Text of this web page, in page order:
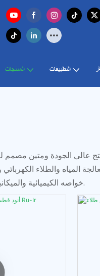
المنتجات التطبيقات
عالي الجودة ومتين مصمم
المياه والطلاء
خواصه الكيميائية والميكانيكية الاستثنائية، يعد هذا الأنود خيارًا موثوقًا به للشركات التي تبحث عن حلول موثوقة وفعالة من حيث التكلفة لاحتياجاتها الكهروكيميائية.